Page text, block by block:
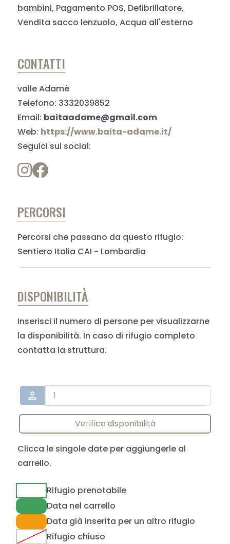
bambini, Pagamento POS, Defibrillatore,
Vendita sacco lenzuolo, Acqua all'esterno
CONTATTI
valle Adamè
Telefono: 3332039852
Email: baitaadame@gmail.com
Web: https://www.baita-adame.it/
Seguici sui social:
PERCORSI
Percorsi che passano da questo rifugio:
Sentiero Italia CAI - Lombardia
DISPONIBILITÀ
Inserisci il numero di persone per visualizzarne
la disponibilità. In caso di rifugio completo
contatta la struttura.
person
Verifica disponibilità
Clicca le singole date per aggiungerle al
carrello.
Rifugio prenotabile
Data nel carrello
Data già inserita per un altro rifugio
Rifugio chiuso